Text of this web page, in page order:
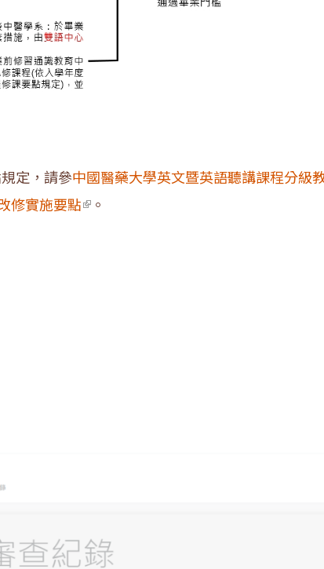
定，請參中國醫藥大學英文暨英語聽講課程分級
修實施要點 (link is external)
。